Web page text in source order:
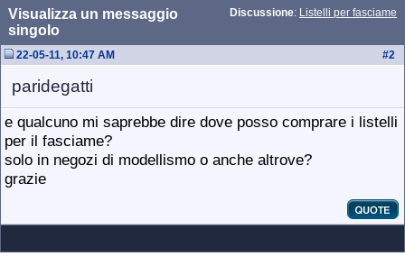
Discussione: Listelli per fasciame
Visualizza un messaggio
singolo
#2
22-05-11, 10:47 AM
paridegatti
e qualcuno mi saprebbe dire dove posso comprare i listelli
per il fasciame?
solo in negozi di modellismo o anche altrove?
grazie